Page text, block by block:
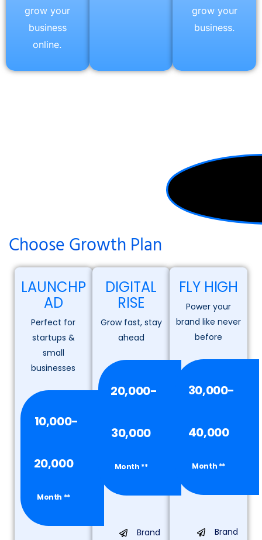
grow your
business
online.
grow your
business.
Choose Growth Plan
LAUNCHP
AD
Perfect for
startups &
small
businesses
10,000-
20,000
Month **
DIGITAL
RISE
Grow fast, stay
ahead
20,000-
30,000
Month **
Brand
FLY HIGH
Power your
brand like never
before
30,000-
40,000
Month **
Brand